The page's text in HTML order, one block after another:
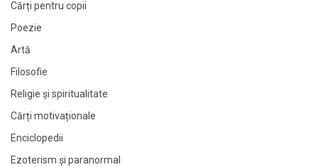
Cărți pentru copii
Poezie
Artă
Filosofie
Religie și spiritualitate
Cărți motivaționale
Enciclopedii
Ezoterism și paranormal